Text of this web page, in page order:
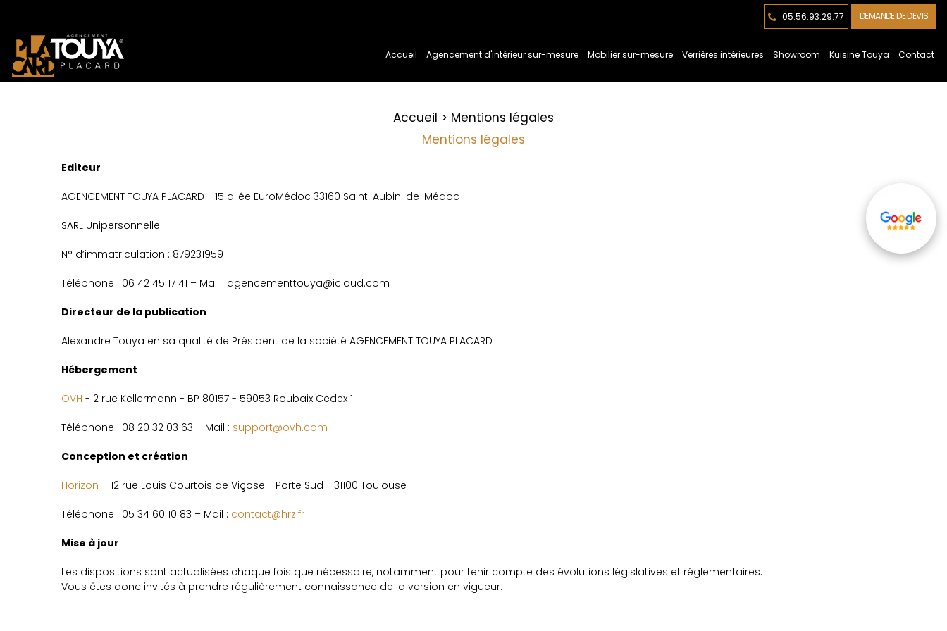
Accueil Agencement d'intérieur sur-mesure Mobilier sur-mesure Verrières intérieures Showroom Kuisine Touya Contact
05.56.93.29.77 DEMANDE DE DEVIS
Accueil
Mentions légales
Mentions légales
Editeur
AGENCEMENT TOUYA PLACARD - 15 allée EuroMédoc 33160 Saint-Aubin-de-Médoc
SARL Unipersonnelle
N° d’immatriculation : 879231959
Téléphone : 06 42 45 17 41 – Mail : agencementtouya@icloud.com
Directeur de la publication
Alexandre Touya en sa qualité de Président de la société AGENCEMENT TOUYA PLACARD
Hébergement
OVH - 2 rue Kellermann - BP 80157 - 59053 Roubaix Cedex 1
Téléphone : 08 20 32 03 63 – Mail : support@ovh.com
Conception et création
Horizon – 12 rue Louis Courtois de Viçose - Porte Sud - 31100 Toulouse
Téléphone : 05 34 60 10 83 – Mail : contact@hrz.fr
Mise à jour
Les dispositions sont actualisées chaque fois que nécessaire, notamment pour tenir compte des évolutions législatives et réglementaires.
Vous êtes donc invités à prendre régulièrement connaissance de la version en vigueur.